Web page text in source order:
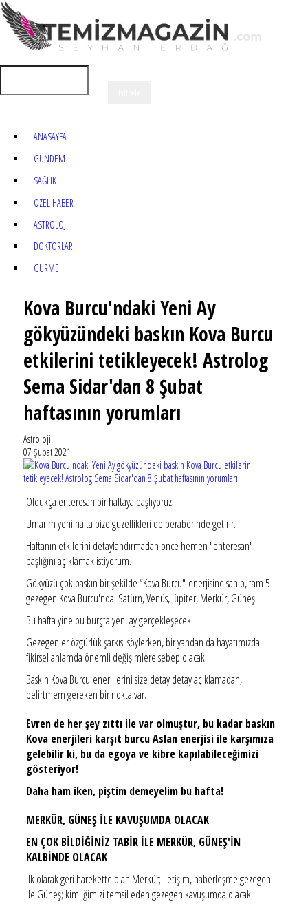
ANASAYFA
GÜNDEM
SAĞLIK
ÖZEL HABER
ASTROLOJİ
DOKTORLAR
GURME
Kova Burcu'ndaki Yeni Ay
gökyüzündeki baskın Kova Burcu
etkilerini tetikleyecek! Astrolog
Sema Sidar'dan 8 Şubat
haftasının yorumları
Astroloji
07 Şubat 2021
Oldukça enteresan bir haftaya başlıyoruz.
Umarım yeni hafta bize güzellikleri de beraberinde getirir.
Haftanın etkilerini detaylandırmadan önce hemen "enteresan"
başlığını açıklamak istiyorum.
Gökyüzü çok baskın bir şekilde “Kova Burcu" enerjisine sahip, tam 5
gezegen Kova Burcu'nda: Satürn, Venüs, Jüpiter, Merkür, Güneş
Bu hafta yine bu burçta yeni ay gerçekleşecek.
Gezegenler özgürlük şarkısı söylerken, bir yandan da hayatımızda
fikirsel anlamda önemli değişimlere sebep olacak.
Baskın Kova Burcu enerjilerini size detay detay açıklamadan,
belirtmem gereken bir nokta var.
Evren de her şey zıttı ile var olmuştur, bu kadar baskın
Kova enerjileri karşıt burcu Aslan enerjisi ile karşımıza
gelebilir ki, bu da egoya ve kibre kapılabileceğimizi
gösteriyor!
Daha ham iken, piştim demeyelim bu hafta!
MERKÜR, GÜNEŞ İLE KAVUŞUMDA OLACAK
EN ÇOK BİLDİĞİNİZ TABİR İLE MERKÜR, GÜNEŞ'İN
KALBİNDE OLACAK
İlk olarak geri harekette olan Merkür; iletişim, haberleşme gezegeni
ile Güneş; kimliğimizi temsil eden gezegen kavuşumda olacak.